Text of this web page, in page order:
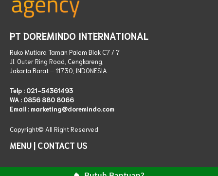
PT DOREMINDO INTERNATIONAL
Ruko Mutiara Taman Palem Blok C7 / 7
Jl. Outer Ring Road, Cengkareng,
Jakarta Barat – 11730, INDONESIA
Telp : 021-54361493
WA : 0856 880 8066
Email : marketing@doremindo.com
Copyright© All RightReserved
MENU | CONTACT US